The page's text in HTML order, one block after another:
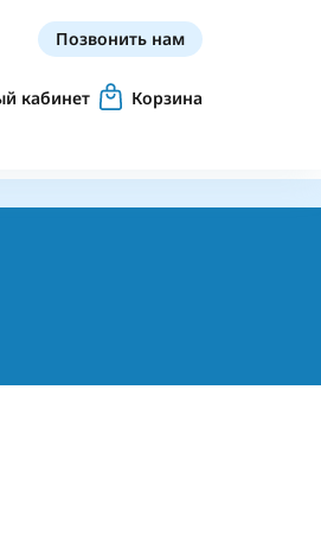
Позвонить нам
кабинет Корзина